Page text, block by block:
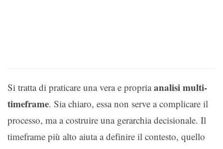
Si tratta di praticare una vera e propriaanalisi multi-
timeframe. Sia chiaro, essa non serve a complicare il
processo, ma a costruire una gerarchia decisionale. Il
timeframe più alto aiuta a definire il contesto, quello